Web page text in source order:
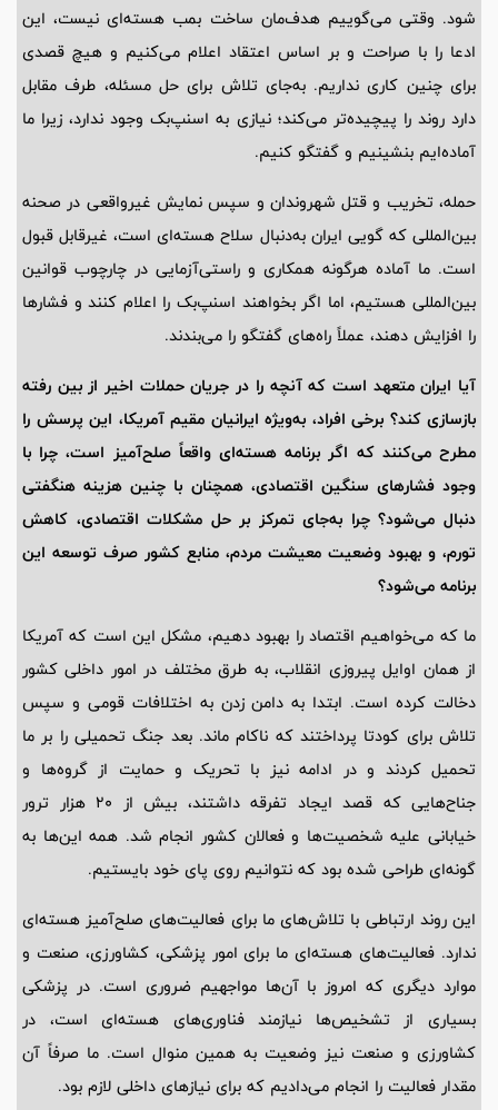
شود. وقتی می‌گوییم هدف‌مان ساخت بمب هسته‌ای نیست، این
ادعا را با صراحت و بر اساس اعتقاد اعلام می‌کنیم و هیچ قصدی
برای چنین کاری نداریم. به‌جای تلاش برای حل مسئله، طرف مقابل
دارد روند را پیچیده‌تر می‌کند؛ نیازی به اسنپ‌بک وجود ندارد، زیرا ما
آماده‌ایم بنشینیم و گفتگو کنیم.
حمله، تخریب و قتل شهروندان و سپس نمایش غیرواقعی در صحنه
بین‌المللی که گویی ایران به‌دنبال سلاح هسته‌ای است، غیرقابل قبول
است. ما آماده هرگونه همکاری و راستی‌آزمایی در چارچوب قوانین
بین‌المللی هستیم، اما اگر بخواهند اسنپ‌بک را اعلام کنند و فشارها
را افزایش دهند، عملاً راه‌های گفتگو را می‌بندند.
آیا ایران متعهد است که آنچه را در جریان حملات اخیر از بین رفته
بازسازی کند؟ برخی افراد، به‌ویژه ایرانیان مقیم آمریکا، این پرسش را
مطرح می‌کنند که اگر برنامه هسته‌ای واقعاً صلح‌آمیز است، چرا با
وجود فشارهای سنگین اقتصادی، همچنان با چنین هزینه هنگفتی
دنبال می‌شود؟ چرا به‌جای تمرکز بر حل مشکلات اقتصادی، کاهش
تورم، و بهبود وضعیت معیشت مردم، منابع کشور صرف توسعه این
برنامه می‌شود؟
ما که می‌خواهیم اقتصاد را بهبود دهیم، مشکل این است که آمریکا
از همان اوایل پیروزی انقلاب، به طرق مختلف در امور داخلی کشور
دخالت کرده است. ابتدا به دامن زدن به اختلافات قومی و سپس
تلاش برای کودتا پرداختند که ناکام ماند. بعد جنگ تحمیلی را بر ما
تحمیل کردند و در ادامه نیز با تحریک و حمایت از گروه‌ها و
جناح‌هایی که قصد ایجاد تفرقه داشتند، بیش از 20 هزار ترور
خیابانی علیه شخصیت‌ها و فعالان کشور انجام شد. همه این‌ها به
گونه‌ای طراحی شده بود که نتوانیم روی پای خود بایستیم.
این روند ارتباطی با تلاش‌های ما برای فعالیت‌های صلح‌آمیز هسته‌ای
ندارد. فعالیت‌های هسته‌ای ما برای امور پزشکی، کشاورزی، صنعت و
موارد دیگری که امروز با آن‌ها مواجهیم ضروری است. در پزشکی
بسیاری از تشخیص‌ها نیازمند فناوری‌های هسته‌ای است، در
کشاورزی و صنعت نیز وضعیت به همین منوال است. ما صرفاً آن
مقدار فعالیت را انجام می‌دادیم که برای نیازهای داخلی لازم بود.